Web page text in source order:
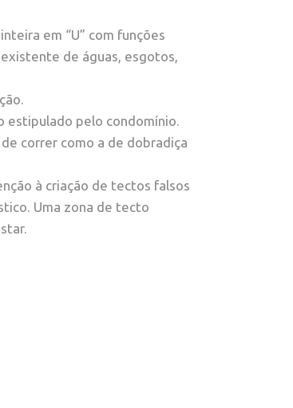
em “U” com funções
de águas, esgotos,
estipulado pelo condomínio.
correr como a de dobradiça
à criação de tectos falsos
Uma zona de tecto